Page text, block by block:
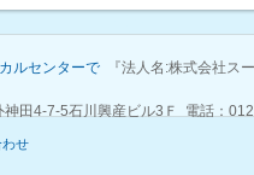
ルセンターで 『法人名:株式会社ス
田4-7-5石川興産ビル3Ｆ 電話：
わせ